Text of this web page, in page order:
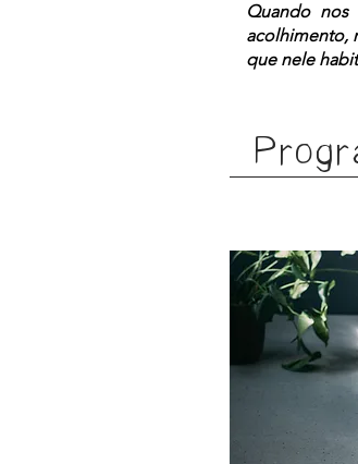
Quando nos
acolhimento,
que nele